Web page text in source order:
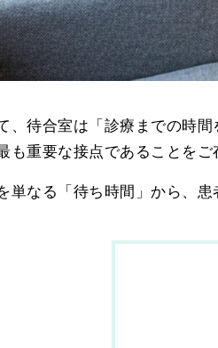
、待合室は「診療までの時
も重要な接点であることをご
単なる「待ち時間」から、